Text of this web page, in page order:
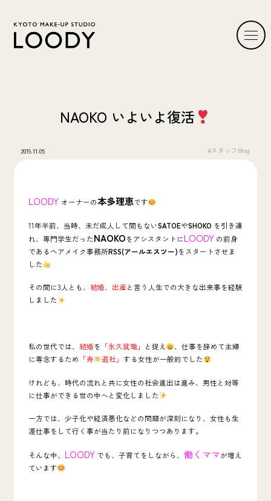
NAOKO いよいよ復活
2019.11.05 #スタッフBlog
LOODY オーナーの本多理恵です
11年半前、当時、未だ成人して間もないSATOEやSHOKO を引き連
れ、専門学生だったNAOKOをアシスタントにLOODYの前身
であるヘアメイク事務所RSS(アールエスツー)をスタートさせま
した
その間に3人とも、 結婚、 出産と言う人生での大きな出来事を経験
しました
私の世代では、 結婚を 「永久就職」 と捉え
、仕事を辞めて主婦
に専念するため 「寿 退社」 する女性が一般的でした
けれども、時代の流れと共に女性の社会進出は進み、男性と対等
に仕事ができる世の中へと変化しました
一方では、少子化や経済悪化などの問題が深刻になり、 女性も生
涯仕事をして行く事が当たり前になりつつあります。
そんな中、 LOODYでも、子育てをしながら、 働くママが増え
ています